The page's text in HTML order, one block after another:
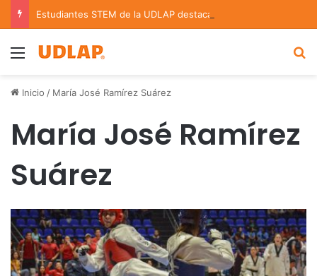
Menu
Inicio / María José Ramírez Suárez
María José Ramírez
Suárez